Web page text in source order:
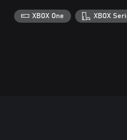
XBOX One XBOX